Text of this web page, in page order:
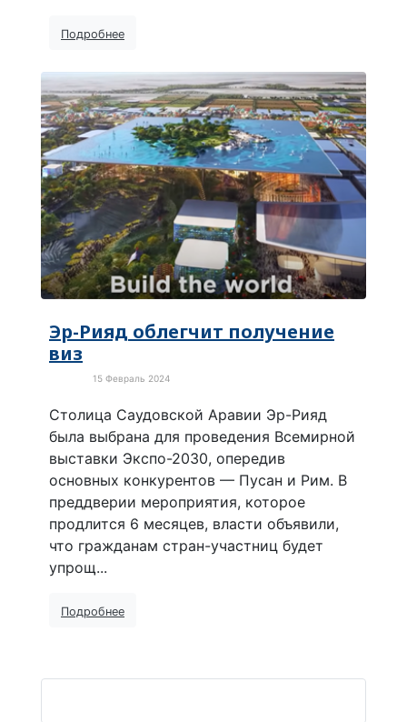
Подробнее
Эр-Рияд облегчит получение
виз
15 Февраль 2024
Столица Саудовской Аравии Эр-Рияд
была выбрана для проведения Всемирной
выставки Экспо-2030, опередив
основных конкурентов — Пусан и Рим. В
преддверии мероприятия, которое
продлится 6 месяцев, власти объявили,
что гражданам стран-участниц будет
упрощ...
Подробнее